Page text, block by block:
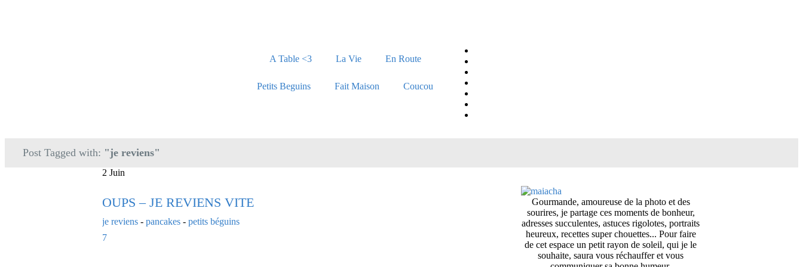
A Table <3 La Vie En Route
Petits Beguins Fait Maison Coucou
Post Tagged with: "je reviens"
2 Juin
OUPS – JE REVIENS VITE
je reviens - pancakes - petits béguins
7
Gourmande, amoureuse de la photo et des
sourires, je partage ces moments de bonheur,
adresses succulentes, astuces rigolotes, portraits
heureux, recettes super chouettes... Pour faire
de cet espace un petit rayon de soleil, qui je le
souhaite, saura vous réchauffer et vous